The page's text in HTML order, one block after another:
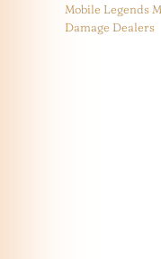
Mobile Legends
Damage Dealers